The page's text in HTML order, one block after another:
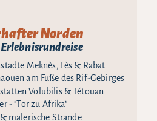
Norden
Meknès, Fès & Rabat
am Fuße des Rif-Gebirges
Volubilis & Tétouan
- "Tor zu Afrika"
malerische Strände